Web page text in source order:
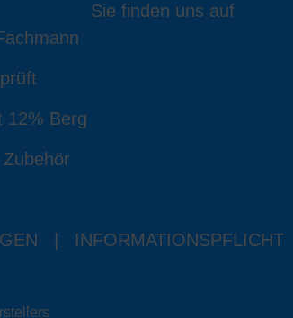
12% Berg
Sie finden uns auf
INFORMATIONSPFLICHT